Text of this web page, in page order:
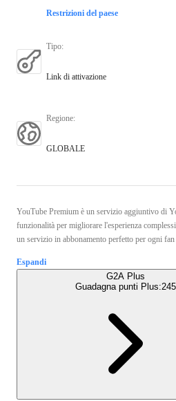
Restrizioni del paese
Tipo:
Link di attivazione
Regione:
GLOBALE
YouTube Premium è un servizio aggiuntivo di
funzionalità per migliorare l'esperienza
un servizio in abbonamento perfetto per ogni
Espandi
G2A Plus
Guadagna punti Plus:245